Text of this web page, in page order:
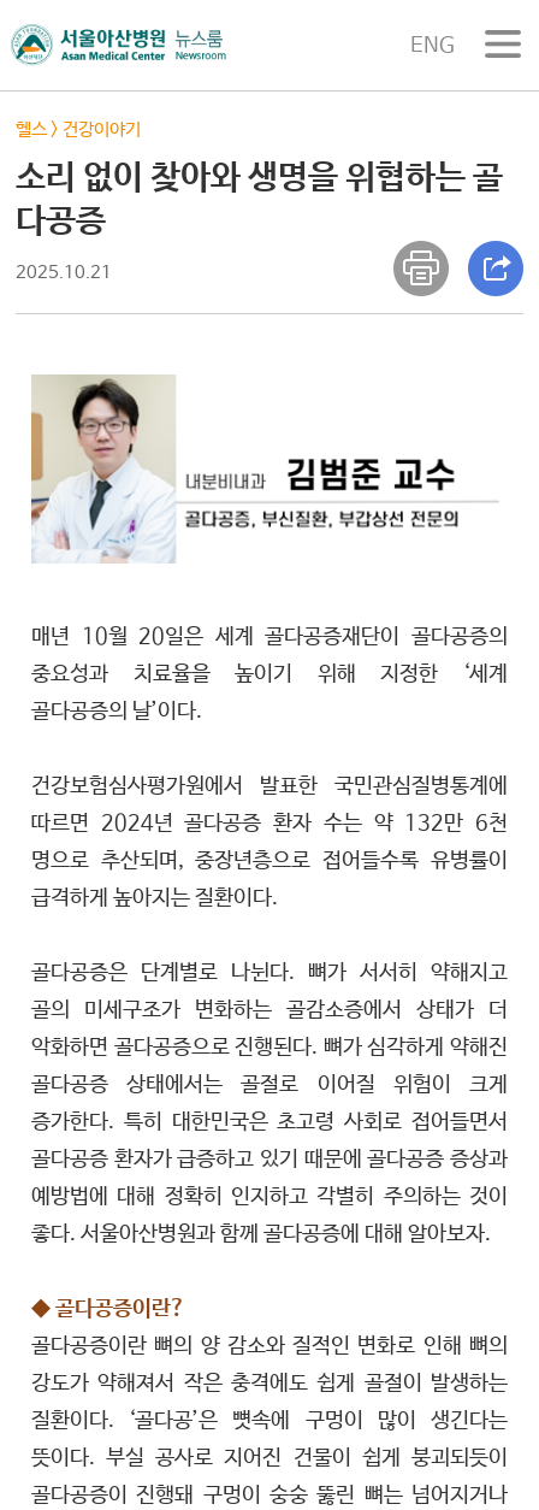
ENG
헬스 > 건강이야기
소리 없이 찾아와 생명을 위협하는 골
다공증
2025.10.21
매년 10월 20일은 세계 골다공증재단이 골다공증의
중요성과 치료율을 높이기 위해 지정한 ‘세계
골다공증의 날’이다.
건강보험심사평가원에서 발표한 국민관심질병통계에
따르면 2024년 골다공증 환자 수는 약 132만 6천
명으로 추산되며, 중장년층으로 접어들수록 유병률이
급격하게 높아지는 질환이다.
골다공증은 단계별로 나뉜다. 뼈가 서서히 약해지고
골의 미세구조가 변화하는 골감소증에서 상태가 더
악화하면 골다공증으로 진행된다. 뼈가 심각하게 약해진
골다공증 상태에서는 골절로 이어질 위험이 크게
증가한다. 특히 대한민국은 초고령 사회로 접어들면서
골다공증 환자가 급증하고 있기 때문에 골다공증 증상과
예방법에 대해 정확히 인지하고 각별히 주의하는 것이
좋다. 서울아산병원과 함께 골다공증에 대해 알아보자.
◆ 골다공증이란?
골다공증이란 뼈의 양 감소와 질적인 변화로 인해 뼈의
강도가 약해져서 작은 충격에도 쉽게 골절이 발생하는
질환이다. ‘골다공’은 뼛속에 구멍이 많이 생긴다는
뜻이다. 부실 공사로 지어진 건물이 쉽게 붕괴되듯이
골다공증이 진행돼 구멍이 숭숭 뚫린 뼈는 넘어지거나